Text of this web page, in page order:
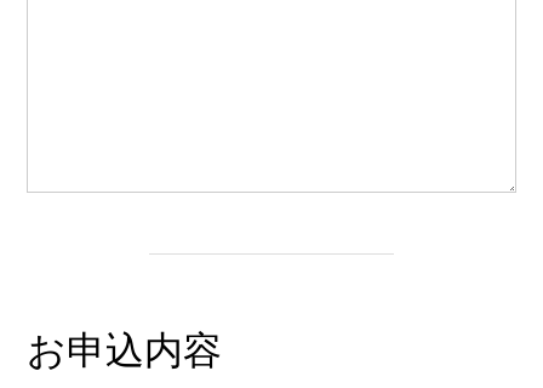
お申込内容